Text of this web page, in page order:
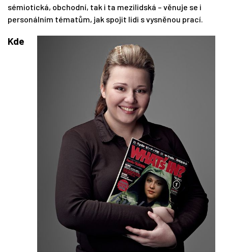
sémiotická, obchodní, tak i ta mezilidská – věnuje se i
personálním tématům, jak spojit lidi s vysněnou prací.
Kde